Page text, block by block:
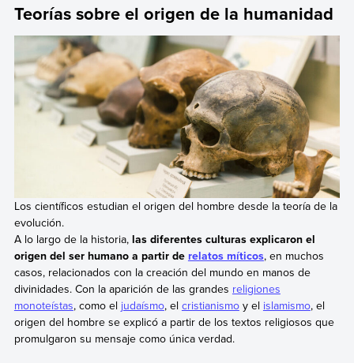
Teorías sobre el origen de la humanidad
Los científicos estudian el origen del hombre desde la teoría de la
evolución.
A lo largo de la historia, las diferentes culturas explicaron el
origen del ser humano a partir de relatos míticos, en muchos
casos, relacionados con la creación del mundo en manos de
divinidades. Con la aparición de las grandes religiones
monoteístas, como el judaísmo, el cristianismoy el islamismo, el
origen del hombre se explicó a partir de los textos religiosos que
promulgaron su mensaje como única verdad.